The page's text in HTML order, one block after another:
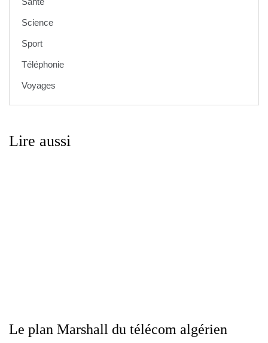
Science
Sport
Téléphonie
Voyages
Lire aussi
Le plan Marshall du télécom algérien